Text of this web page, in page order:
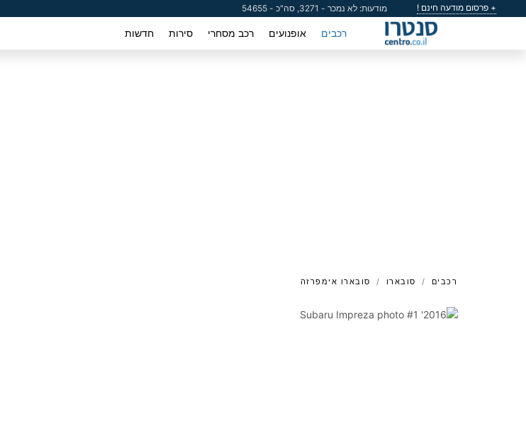
+ פרסום מודעה חינם ! מודעות: לא נמכר - 3271, סה"כ - 54655
רכבים אופנועים רכב מסחרי סירות חדשות
רכבים סובארו סובארו אימפרזה